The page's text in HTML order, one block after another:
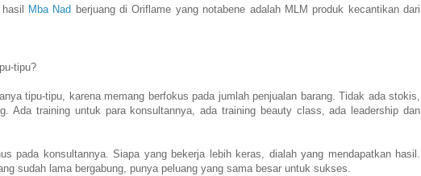
Mba Nad berjuang di Oriflame yang notabene adalah MLM produk kecantikan dari
tipu?
tipu-tipu, karena memang berfokus pada jumlah penjualan barang. Tidak ada stokis,
Ada training untuk para konsultannya, ada training beauty class, ada leadership dan
pada konsultannya. Siapa yang bekerja lebih keras, dialah yang mendapatkan hasil.
sudah lama bergabung, punya peluang yang sama besar untuk sukses.